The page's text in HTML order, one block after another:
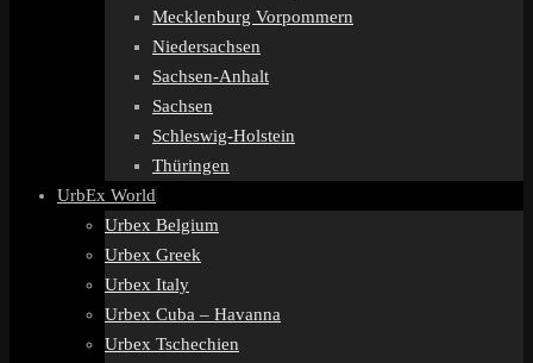
Mecklenburg Vorpommern
Niedersachsen
Sachsen-Anhalt
Sachsen
Schleswig-Holstein
Thüringen
UrbEx World
Urbex Belgium
Urbex Greek
Urbex Italy
Urbex Cuba – Havanna
Urbex Tschechien